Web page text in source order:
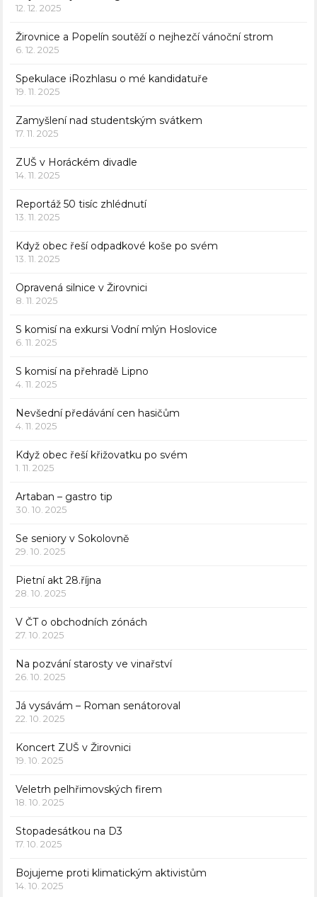
12. 12. 2025
Žirovnice a Popelín soutěží o nejhezčí vánoční strom
6. 12. 2025
Spekulace iRozhlasu o mé kandidatuře
19. 11. 2025
Zamyšlení nad studentským svátkem
17. 11. 2025
ZUŠ v Horáckém divadle
14. 11. 2025
Reportáž 50 tisíc zhlédnutí
13. 11. 2025
Když obec řeší odpadkové koše po svém
13. 11. 2025
Opravená silnice v Žirovnici
8. 11. 2025
S komisí na exkursi Vodní mlýn Hoslovice
6. 11. 2025
S komisí na přehradě Lipno
4. 11. 2025
Nevšední předávání cen hasičům
4. 11. 2025
Když obec řeší křižovatku po svém
1. 11. 2025
Artaban – gastro tip
30. 10. 2025
Se seniory v Sokolovně
29. 10. 2025
Pietní akt 28.října
28. 10. 2025
V ČT o obchodních zónách
27. 10. 2025
Na pozvání starosty ve vinařství
26. 10. 2025
Já vysávám – Roman senátoroval
22. 10. 2025
Koncert ZUŠ v Žirovnici
19. 10. 2025
Veletrh pelhřimovských firem
18. 10. 2025
Stopadesátkou na D3
17. 10. 2025
Bojujeme proti klimatickým aktivistům
14. 10. 2025